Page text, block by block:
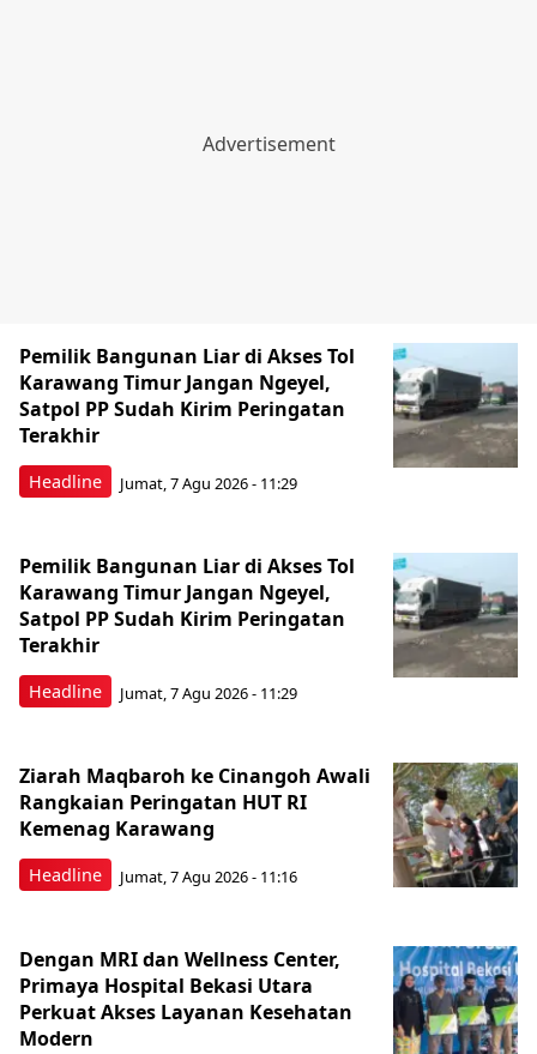
Headline
Pemilik Bangunan Liar di Akses Tol
Karawang Timur Jangan Ngeyel,
Satpol PP Sudah Kirim Peringatan
Terakhir
Jumat, 7 Agu 2026 - 11:29
Headline
Pemilik Bangunan Liar di Akses Tol
Karawang Timur Jangan Ngeyel,
Satpol PP Sudah Kirim Peringatan
Terakhir
Jumat, 7 Agu 2026 - 11:29
Headline
Ziarah Maqbaroh ke Cinangoh Awali
Rangkaian Peringatan HUT RI
Kemenag Karawang
Jumat, 7 Agu 2026 - 11:16
Dengan MRI dan Wellness Center,
Primaya Hospital Bekasi Utara
Perkuat Akses Layanan Kesehatan
Modern